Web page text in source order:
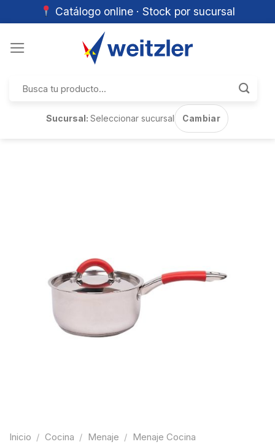
Catálogo online · Stock por sucursal
por:
Sucursal:Seleccionar sucursal Cambiar
Inicio / Cocina / Menaje / Menaje Cocina